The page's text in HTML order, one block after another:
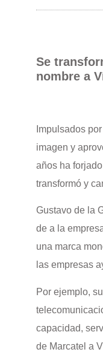
Se
nombre a
Impulsados
imagen y
años ha
transformó y
Gustavo de la
de a la
una marca
las empresas
Por ejemplo,
capacidad,
de Marcatel a